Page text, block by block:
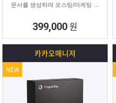
문서를 생성하여 포스팅/마케팅 시
소모되는 시간을 없애주는 고퀄리티
문서생성 프로그램입니다.
399,000 원
카카오매니저
NEW